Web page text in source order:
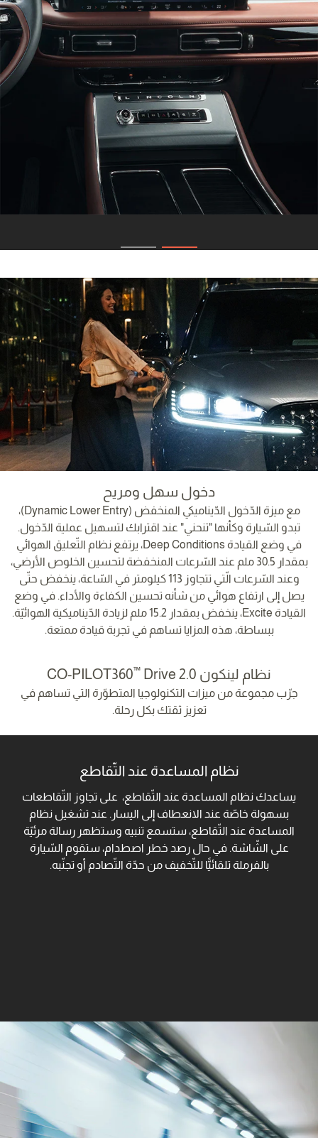
دخول سهل ومريح
مع ميزة الدّخول الدّيناميكي المنخفض (Dynamic Lower Entry)،
تبدو السّيارة وكأنها "تنحني" عند اقترابك لتسهيل عملية الدّخول.
في وضع القيادة Deep Conditions، يرتفع نظام التّعليق الهوائي
بمقدار 30.5 ملم عند السّرعات المنخفضة لتحسين الخلوص الأرضي،
وعند السّرعات الّتي تتجاوز 113 كيلومتر في السّاعة، ينخفض حتّى
يصل إلى ارتفاع هوائي من شأنه تحسين الكفاءة والأداء. في وضع
القيادة Excite، ينخفض بمقدار 15.2 ملم لزيادة الدّيناميكية الهوائيّة.
ببساطة، هذه المزايا تساهم في تجربة قيادة ممتعة.
نظام لينكون CO-PILOT360 ™ Drive 2.0‎
جرّب مجموعة من ميزات التكنولوجيا المتطوّرة التي تساهم في
تعزيز ثقتك بكل رحلة.
نظام المساعدة عند التّقاطع
يساعدك نظام المساعدة عند التّقاطع، على تجاوز التّقاطعات
بسهولة خاصّة عند الانعطاف إلى اليسار. عند تشغيل نظام
المساعدة عند التّقاطع، ستسمع تنبيه وستظهر رسالة مرئيّة
على الشّاشة. في حال رصد خطر اصطدام، ستقوم السّيارة
بالفرملة تلقائيًّا للتّخفيف من حدّة التّصادم أو تجنّبه.